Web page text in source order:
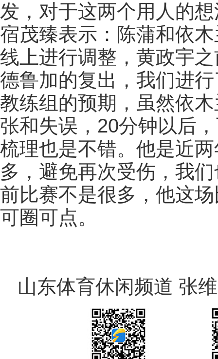
发，对于这两个用人的
宿茂臻表示：陈蒲和依
线上进行调整，黄政宇
德鲁加的复出，我们进
教练组的预期，虽然依
张和失误，20分钟以后
梳理也是不错。他是近
多，避免再次受伤，我
前比赛不是很多，他这
可圈可点。
山东体育休闲频道 张